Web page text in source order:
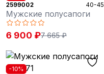
2599002
40-45
Мужские полусапоги
6 900 ₽7 665 ₽
-10%